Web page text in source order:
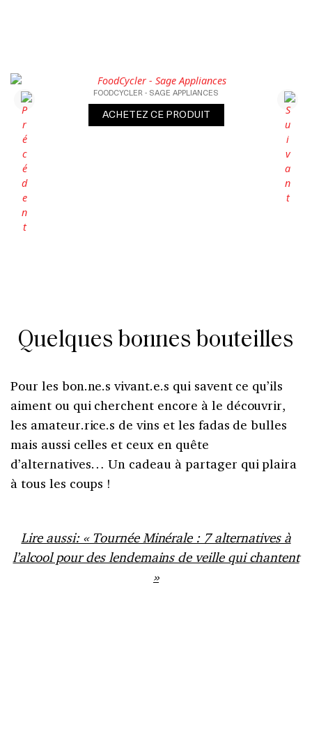
FOODCYCLER - SAGE APPLIANCES
ACHETEZ CE PRODUIT
Quelques bonnes bouteilles
Pour les bon.ne.s vivant.e.s qui savent ce qu’ils
aiment ou qui cherchent encore à le découvrir,
les amateur.rice.s de vins et les fadas de bulles
mais aussi celles et ceux en quête
d’alternatives… Un cadeau à partager qui plaira
à tous les coups !
Lire aussi: « Tournée Minérale : 7 alternatives à
l’alcool pour des lendemains de veille qui chantent
»